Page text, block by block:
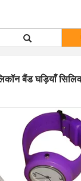
बैंड घड़ियाँ